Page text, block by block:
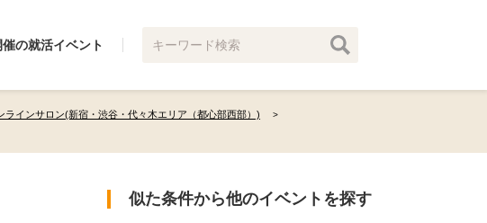
の就活イベント
インサロン(新宿・渋谷・代々木エリア（都心部西部）)
似た条件から他のイベントを探す